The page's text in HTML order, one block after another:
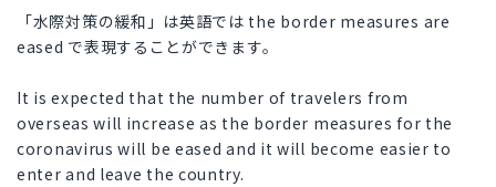
「水際対策の緩和」は英語では the border measures are
eased で表現することができます。
It is expected that the number of travelers from
overseas will increase as the border measures for the
coronavirus will be eased and it will become easier to
enter and leave the country.